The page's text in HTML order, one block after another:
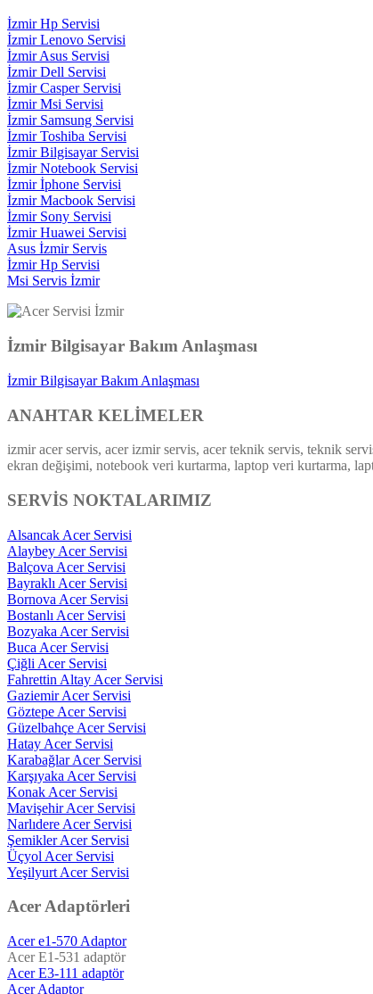
İzmir Hp Servisi
İzmir Lenovo Servisi
İzmir Asus Servisi
İzmir Dell Servisi
İzmir Casper Servisi
İzmir Msi Servisi
İzmir Samsung Servisi
İzmir Toshiba Servisi
İzmir Bilgisayar Servisi
İzmir Notebook Servisi
İzmir İphone Servisi
İzmir Macbook Servisi
İzmir Sony Servisi
İzmir Huawei Servisi
Asus İzmir Servis
İzmir Hp Servisi
Msi Servis İzmir
İzmir Bilgisayar Bakım Anlaşması
İzmir Bilgisayar Bakım Anlaşması
ANAHTAR KELİMELER
izmir acer servis, acer izmir servis, acer teknik servis, teknik
ekran değişimi, notebook veri kurtarma, laptop veri kurtarma,
SERVİS NOKTALARIMIZ
Alsancak Acer Servisi
Alaybey Acer Servisi
Balçova Acer Servisi
Bayraklı Acer Servisi
Bornova Acer Servisi
Bostanlı Acer Servisi
Bozyaka Acer Servisi
Buca Acer Servisi
Çiğli Acer Servisi
Fahrettin Altay Acer Servisi
Gaziemir Acer Servisi
Göztepe Acer Servisi
Güzelbahçe Acer Servisi
Hatay Acer Servisi
Karabağlar Acer Servisi
Karşıyaka Acer Servisi
Konak Acer Servisi
Mavişehir Acer Servisi
Narlıdere Acer Servisi
Şemikler Acer Servisi
Üçyol Acer Servisi
Yeşilyurt Acer Servisi
Acer Adaptörleri
Acer e1-570 Adaptor
Acer E1-531 adaptör
Acer E3-111 adaptör
Acer Adaptor